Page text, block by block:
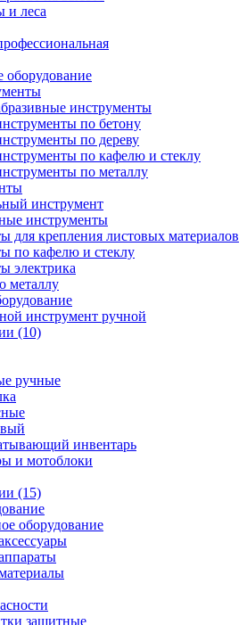
леса
инструменты
по бетону
по дереву
по кафелю и стеклу
по металлу
инструмент
инструменты
для крепления листовых материалов
по кафелю и стеклу
электрика
металлу
инструмент ручной
(10)
ручные
инвентарь
и мотоблоки
(15)
оборудование
защитные